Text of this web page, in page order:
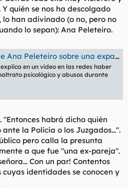
quién se nos ha descolgado
lo han adivinado (o no, pero no
lo sepan): Ana Peleteiro.
expareja: «Me despertaba teniendo relaciones sexuales sin consentimiento»
en un vídeo en las redes haber
psicológico y abusos durante
"Entonces habrá dicho quién
la Policía o los Juzgados...".
pero calla la presunta
a que fue "una ex-pareja".
Con un par! Contentos
identidades se conocen y